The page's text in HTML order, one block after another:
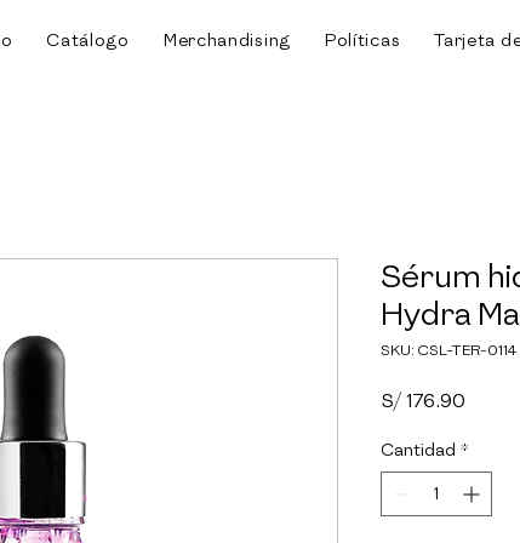
Catálogo Merchandising Políticas Tarjeta
Sérum
Hydra
SKU: CSL-TER-0114
S/ 176.90
Cantidad *